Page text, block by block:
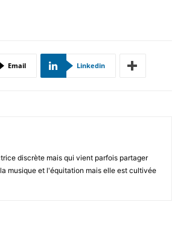
Email Linkedin
discrète mais qui vient parfois partager
musique et l'équitation mais elle est cultivée